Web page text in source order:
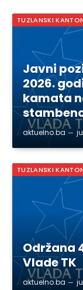
TUZLANSKI
Javni
2026.
kamata
aktuelno.ba
TUZLANSKI
Održana
Vlade TK
aktuelno.ba